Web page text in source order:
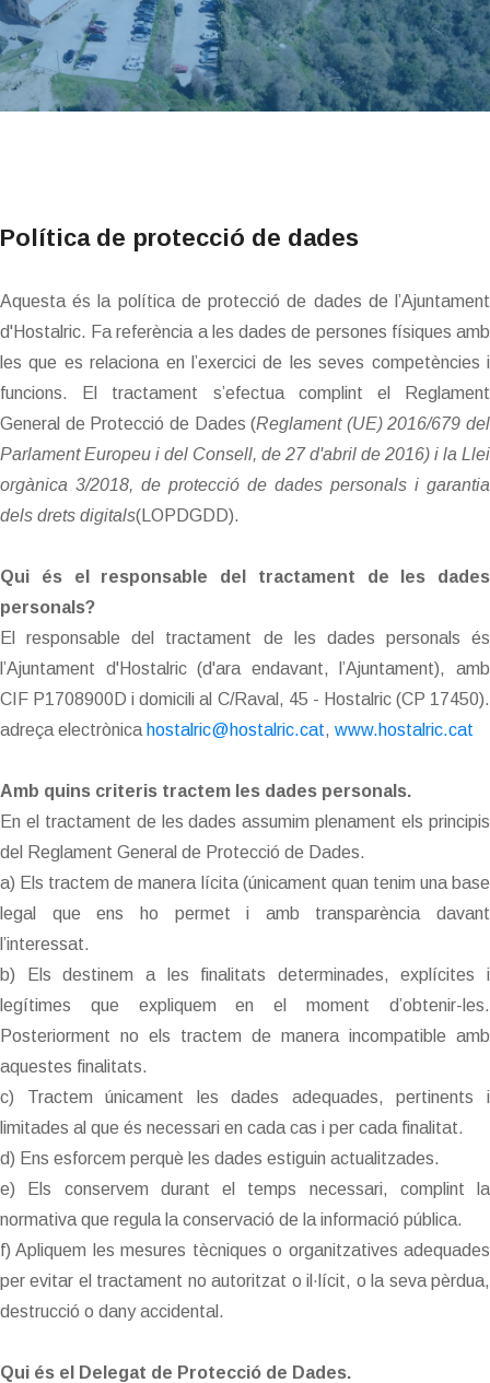
Política de protecció de dades
Aquesta és la política de protecció de dades de l’Ajuntament
d'Hostalric. Fa referència a les dades de persones físiques amb
les que es relaciona en l’exercici de les seves competències i
funcions. El tractament s’efectua complint el Reglament
General de Protecció de Dades (Reglament (UE) 2016/679 del
Parlament Europeu i del Consell, de 27 d'abril de 2016) i la Llei
orgànica 3/2018, de protecció de dades personals i garantia
dels drets digitals(LOPDGDD).
Qui és el responsable del tractament de les dades
personals?
El responsable del tractament de les dades personals és
l’Ajuntament d'Hostalric (d'ara endavant, l’Ajuntament), amb
CIF P1708900D i domicili al C/Raval, 45 - Hostalric (CP 17450).
adreça electrònica hostalric@hostalric.cat, www.hostalric.cat
Amb quins criteris tractem les dades personals.
En el tractament de les dades assumim plenament els principis
del Reglament General de Protecció de Dades.
a) Els tractem de manera lícita (únicament quan tenim una base
legal que ens ho permet i amb transparència davant
l’interessat.
b) Els destinem a les finalitats determinades, explícites i
legítimes que expliquem en el moment d’obtenir-les.
Posteriorment no els tractem de manera incompatible amb
aquestes finalitats.
c) Tractem únicament les dades adequades, pertinents i
limitades al que és necessari en cada cas i per cada finalitat.
d) Ens esforcem perquè les dades estiguin actualitzades.
e) Els conservem durant el temps necessari, complint la
normativa que regula la conservació de la informació pública.
f) Apliquem les mesures tècniques o organitzatives adequades
per evitar el tractament no autoritzat o il·lícit, o la seva pèrdua,
destrucció o dany accidental.
Qui és el Delegat de Protecció de Dades.